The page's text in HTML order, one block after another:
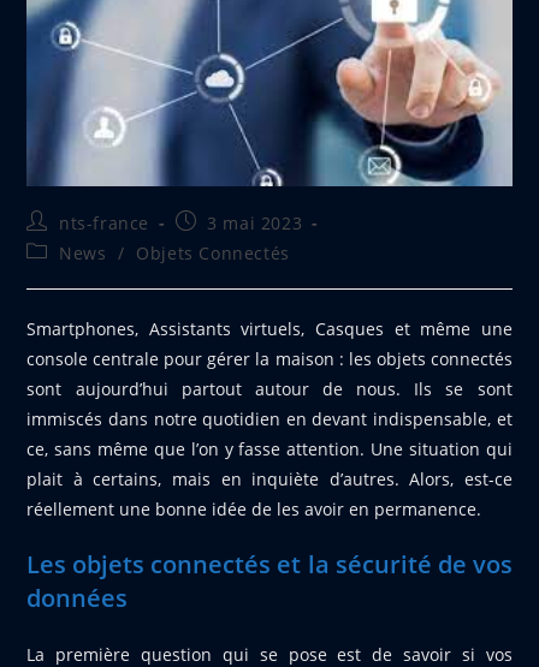
Auteur/autrice
de
la
publication :
nts-france
Publication
publiée :
3 mai 2023
PostNews / Objets Connectés
Smartphones, Assistants virtuels, Casques et même une
console centrale pour gérer la maison : les objets connectés
sont aujourd’hui partout autour de nous. Ils se sont
immiscés dans notre quotidien en devant indispensable, et
ce, sans même que l’on y fasse attention. Une situation qui
plait à certains, mais en inquiète d’autres. Alors, est-ce
réellement une bonne idée de les avoir en permanence.
Les objets connectés et la sécurité de vos
données
La première question qui se pose est de savoir si vos